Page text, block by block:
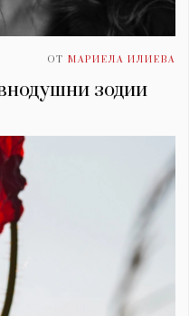
ОТ МАРИЕЛА ИЛИЕВА
зодии